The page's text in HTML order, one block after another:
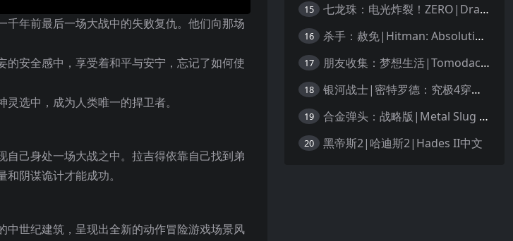
千年前最后一场大战中的失败复仇。他们向那场
安全感中，享受着和平与安宁，忘记了如何使
选中，成为人类唯一的捍卫者。
自己身处一场大战之中。拉吉得依靠自己找到弟
阴谋诡计才能成功。
中世纪建筑，呈现出全新的动作冒险游戏场景风
15 七龙珠：电光炸裂！ZERO|Dragon Ball: Sparking! Zero中文
16 杀手：赦免|Hitman: Absolution汉化
17 朋友收集：梦想生活|Tomodachi Life: Living the Dream中文
18 银河战士|密特罗德：究极4穿越未知|Metroid Prime 4: Beyond中文
19 合金弹头：战略版|Metal Slug Tactics中文
20 黑帝斯2|哈迪斯2|Hades II中文